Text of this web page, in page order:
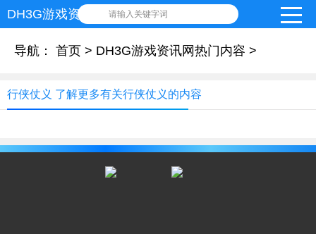
DH3G游戏资讯网 请输入关键字词
导航： 首页 > DH3G游戏资讯网热门内容 >
行侠仗义 了解更多有关行侠仗义的内容